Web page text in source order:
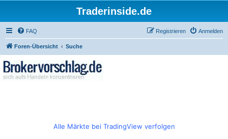
Traderinside.de
FAQ Anmelden
Registrieren
Foren-Übersicht Suche
Alle Märkte bei TradingView verfolgen